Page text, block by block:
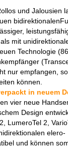
und Jalousien
mit
Technologie
nur empfangen,
können.
in neuem
vier neue
Design
LumeroTel 2,
elero-
und können